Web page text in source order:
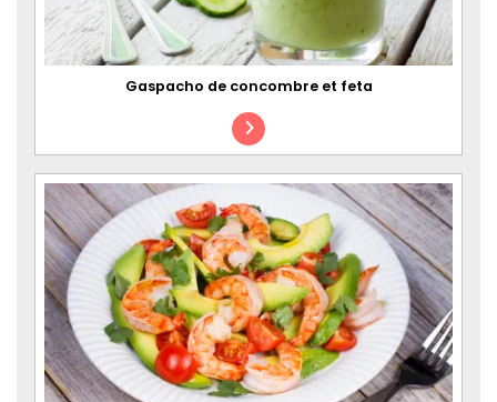
Gaspacho de concombre et feta